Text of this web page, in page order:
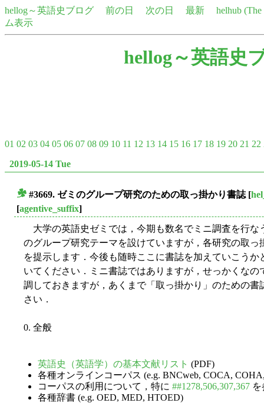
hellog～英語史ブログ 前の日 次の日 最新
helhub
ム表示
hellog～英語史
01 02 03 04 05 06 07 08 09 10 11 12 13 14 15 16 17 18 19 20 21 22
2019-05-14 Tue
#3669. ゼミのグループ研究のための取っ掛かり書誌 [
[agentive_suffix]
大学の英語史ゼミでは，今期も数名でミニ調査を行な
のグループ研究テーマを設けていますが，各研究の取
を提示します．今後も随時ここに書誌を加えていこう
いてください．ミニ書誌ではありますが，せっかくな
調しておきますが，あくまで「取っ掛かり」のための
さい．
0. 全般
英語史（英語学）の基本文献リスト (PDF)
各種オンラインコーパス (e.g. BNCweb, COCA,
コーパスの利用について，特に ##1278,506,307,367
各種辞書 (e.g. OED, MED, HTOED)